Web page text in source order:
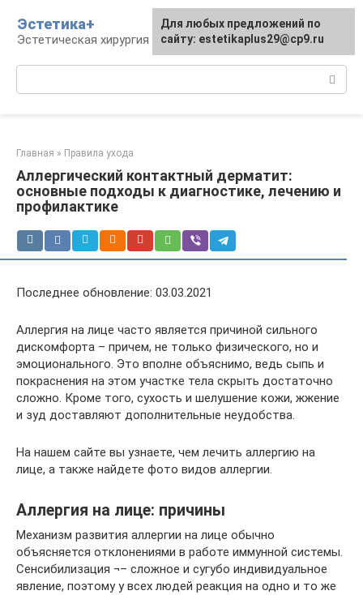
контенту
Эстетика+
Эстетическая хирургия и косметология
Главная » Правила ухода
Аллергический контактный дерматит:
основные подходы к диагностике, лечению и
профилактике
Последнее обновление: 03.03.2021
Аллергия на лице часто является причиной сильного
дискомфорта – причем, не только физического, но и
эмоционального. Это вполне объяснимо, ведь сыпь и
покраснения на этом участке тела скрыть достаточно
сложно. Кроме того, сухость и шелушение кожи, жжение
и зуд доставляют дополнительные неудобства.
На нашем сайте вы узнаете, чем лечить аллергию на
лице, а также найдете фото видов аллергии.
Аллергия на лице: причины
Механизм развития аллергии на лице обычно
объясняется отклонениями в работе иммунной системы.
Сенсибилизация ¬– сложное и сугубо индивидуальное
явление, поэтому у всех людей реакция на одно и то же
Для любых предложений по
сайту: estetikaplus29@cp9.ru